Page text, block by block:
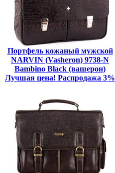
Портфель кожаный мужской
NARVIN (Vasheron) 9738-N
Bambino Black (вашерон)
Лучшая цена! Распродажа 3%